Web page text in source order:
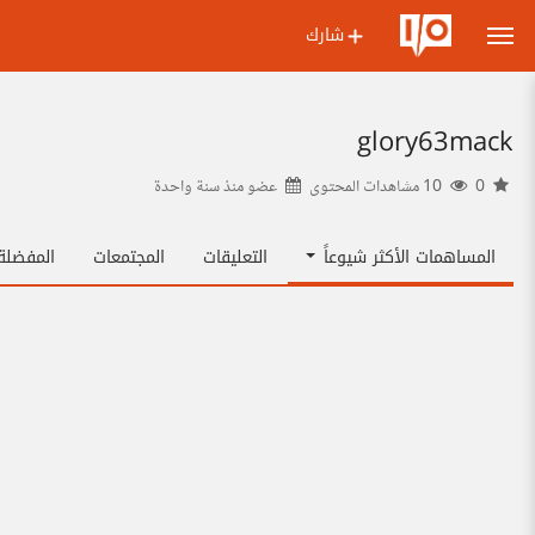
شارك
glory63mack
عضو منذسنة واحدة
المساهمات الأكثر شيوعاً التعليقات المجتمعات